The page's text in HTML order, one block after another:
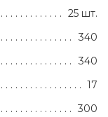
25 шт.
340
340
17
300